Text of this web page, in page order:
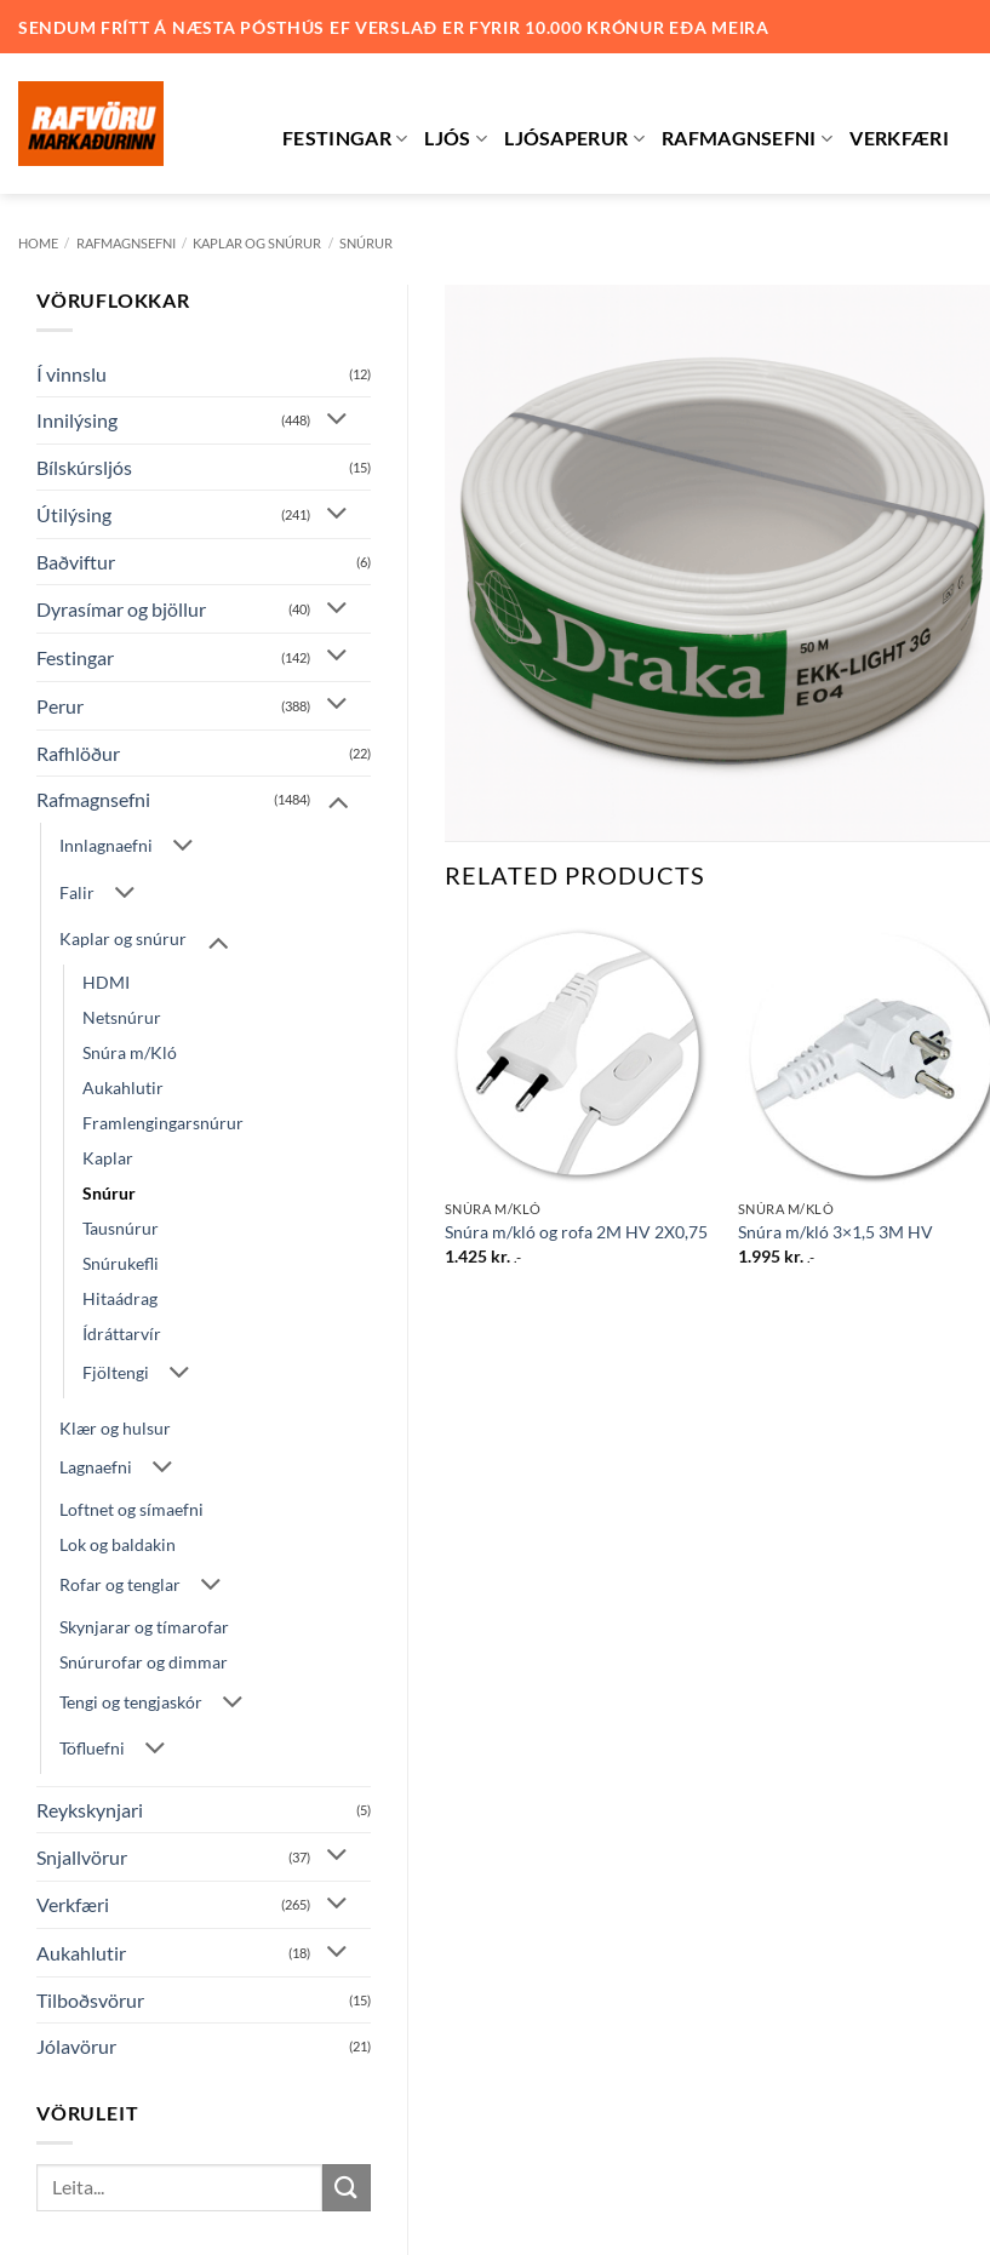
SENDUM FRÍTT Á NÆSTA PÓSTHÚS EF VERSLAÐ ER FYRIR 10.000 KRÓNUR EÐA MEIRA
FESTINGAR LJÓS LJÓSAPERUR RAFMAGNSEFNI VERKFÆRI
HOME / RAFMAGNSEFNI / KAPLAR OG SNÚRUR / SNÚRUR
VÖRUFLOKKAR
Í vinnslu (12)
Innilýsing (448)
Bílskúrsljós (15)
Útilýsing (241)
Baðviftur (6)
Dyrasímar og bjöllur (40)
Festingar (142)
Perur (388)
Rafhlöður (22)
Rafmagnsefni (1484)
Innlagnaefni
Falir
Kaplar og snúrur
HDMI
Netsnúrur
Snúra m/Kló
Aukahlutir
Framlengingarsnúrur
Kaplar
Snúrur
Tausnúrur
Snúrukefli
Hitaádrag
Ídráttarvír
Fjöltengi
Klær og hulsur
Lagnaefni
Loftnet og símaefni
Lok og baldakin
Rofar og tenglar
Skynjarar og tímarofar
Snúrurofar og dimmar
Tengi og tengjaskór
Töfluefni
Reykskynjari (5)
Snjallvörur (37)
Verkfæri (265)
Aukahlutir (18)
Tilboðsvörur (15)
Jólavörur (21)
VÖRULEIT
Search
óskalista
RELATED PRODUCTS
Bæta
óskalista
SNÚRA M/KLÓ
Snúra m/kló og rofa 2M HV 2X0,75
1.425 kr. .-
Bæta
óskalista
SNÚRA M/KLÓ
Snúra m/kló 3×1,5 3M HV
1.995 kr. .-
Bæta
óskalista
3M HV 2X0,75
Snúra m/kló 3×1 2M HV
1.495